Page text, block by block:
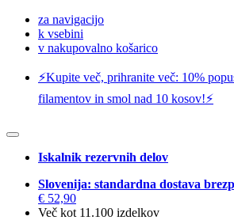
za navigacijo
k vsebini
v nakupovalno košarico
⚡️Kupite več, prihranite več: 10%
filamentov in smol nad 10 kosov!⚡️
Iskalnik rezervnih delov
Slovenija: standardna dostava
€ 52,90
Več kot 11.100 izdelkov